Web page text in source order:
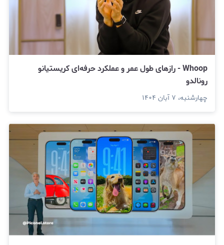
Whoop - رازهای طول عمر و عملکرد حرفه‌ای کریستیانو
رونالدو
چهارشنبه، ۷ آبان ۱۴۰۴